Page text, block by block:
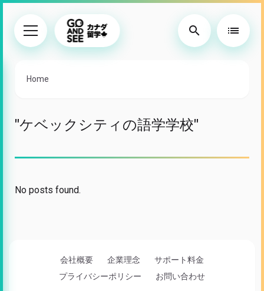
search list
Home
"ケベックシティの語学学校"
No posts found.
会社概要 企業理念
サポート料金
プライバシーポリシー
お問い合わせ